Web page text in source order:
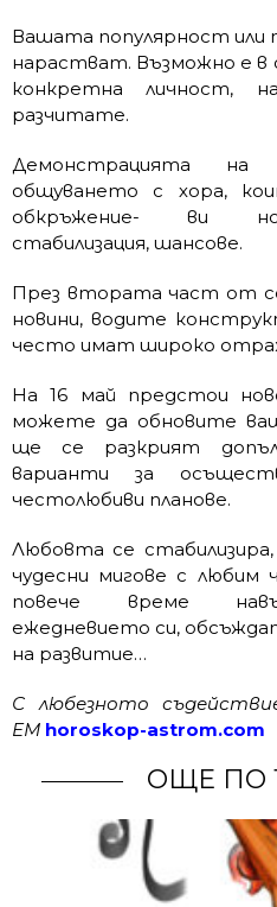
Вашата популярност или
нарастват. Възможно е в
конкретна личност,
разчитате.
Демонстрацията на
общуването с хора,
обкръжение- ви
стабилизация, шансове.
През втората част от
новини, водите
често имат широко
На 16 май предстои
можете да обновите
ще се разкрият
варианти за
честолюбиви планове.
Любовта се
чудесни мигове с любим
повече време
ежедневието си,
на развитие…
С любезното
ЕМ horoskop-astrom.com
ОЩЕ ПО